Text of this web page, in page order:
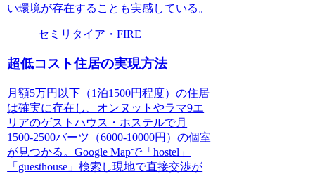
い環境が存在することも実感している。
セミリタイア・FIRE
超低コスト住居の実現方法
月額5万円以下（1泊1500円程度）の住居
は確実に存在し、オンヌットやラマ9エ
リアのゲストハウス・ホステルで月
1500-2500バーツ（6000-10000円）の個室
が見つかる。Google Mapで「hostel」
「guesthouse」検索し現地で直接交渉が